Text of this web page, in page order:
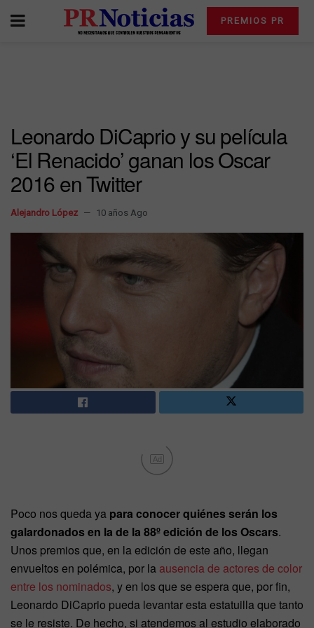
PREMIOS PR
Leonardo DiCaprio y su película
‘El Renacido’ ganan los Oscar
2016 en Twitter
Alejandro López 10 años Ago
Ad
Poco nos queda ya para conocer quiénes serán los
galardonados en la de la 88º edición de los Oscars.
Unos premios que, en la edición de este año, llegan
envueltos en polémica, por la ausencia de actores de color
entre los nominados, y en los que se espera que, por fin,
Leonardo DiCaprio pueda levantar esta estatuilla que tanto
se le resiste. De hecho, si atendemos al estudio elaborado